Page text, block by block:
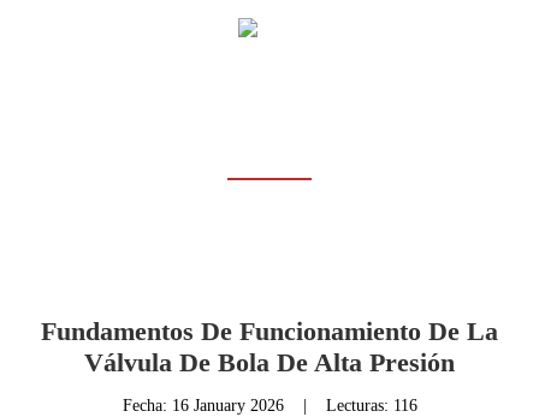
Fundamentos De Funcionamiento De La
Válvula De Bola De Alta Presión
Fecha: 16 January 2026 Lecturas: 116